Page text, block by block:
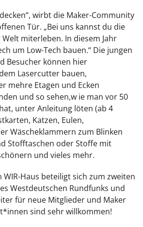
wirbt die Maker-Community
Tür. „Bei uns kannst du die
miterleben. In diesem Jahr
um Low-Tech bauen.“ Die jungen
Besucher können hier
Lasercutter bauen,
mehre Etagen und Ecken
und so sehen,w ie man vor 50
unter Anleitung löten (ab 4
Katzen, Eulen,
Wäscheklammern zum Blinken
Stofftaschen oder Stoffe mit
und vieles mehr.
WIR-Haus beteiligt sich zum zweiten
Westdeutschen Rundfunks und
für neue Mitglieder und Maker
sind sehr willkommen!